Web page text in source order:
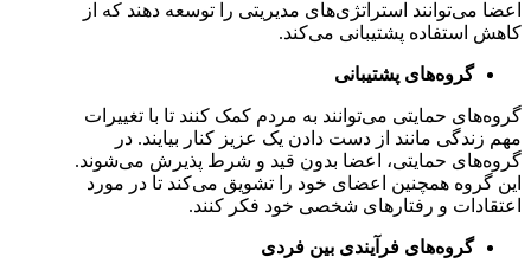
اعضا می‌توانند استراتژی‌های مدیریتی را توسعه دهند که از
کاهش استفاده پشتیبانی می‌کند.
گروه‌های پشتیبانی
گروه‌های حمایتی می‌توانند به مردم کمک کنند تا با تغییرات
مهم زندگی مانند از دست دادن یک عزیز کنار بیایند. در
گروه‌های حمایتی، اعضا بدون قید و شرط پذیرش می‌شوند.
این گروه همچنین اعضای خود را تشویق می‌کند تا در مورد
اعتقادات و رفتارهای شخصی خود فکر کنند.
گروه‌های فرآیندی بین فردی